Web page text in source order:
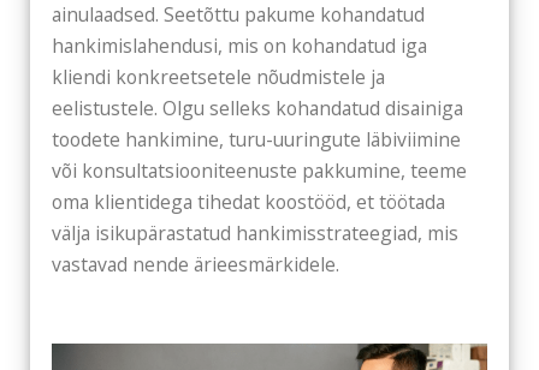
ainulaadsed. Seetõttu pakume kohandatud
hankimislahendusi, mis on kohandatud iga
kliendi konkreetsetele nõudmistele ja
eelistustele. Olgu selleks kohandatud disainiga
toodete hankimine, turu-uuringute läbiviimine
või konsultatsiooniteenuste pakkumine, teeme
oma klientidega tihedat koostööd, et töötada
välja isikupärastatud hankimisstrateegiad, mis
vastavad nende ärieesmärkidele.